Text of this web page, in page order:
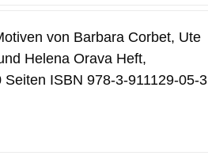
von Barbara Corbet, Ute
Helena Orava Heft,
ISBN 978-3-911129-05-3